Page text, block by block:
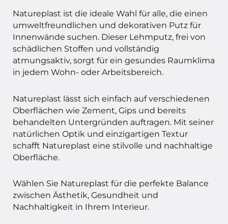
Natureplast ist die ideale Wahl für alle, die einen
umweltfreundlichen und dekorativen Putz für
Innenwände suchen. Dieser Lehmputz, frei von
schädlichen Stoffen und vollständig
atmungsaktiv, sorgt für ein gesundes Raumklima
in jedem Wohn- oder Arbeitsbereich.
Natureplast lässt sich einfach auf verschiedenen
Oberflächen wie Zement, Gips und bereits
behandelten Untergründen auftragen. Mit seiner
natürlichen Optik und einzigartigen Textur
schafft Natureplast eine stilvolle und nachhaltige
Oberfläche.
Wählen Sie Natureplast für die perfekte Balance
zwischen Ästhetik, Gesundheit und
Nachhaltigkeit in Ihrem Interieur.